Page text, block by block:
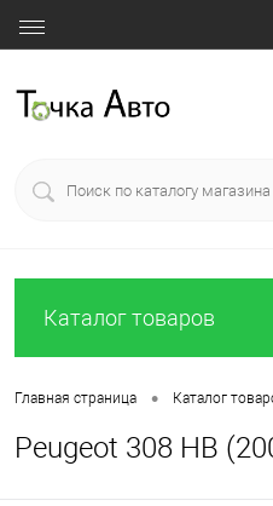
Каталог товаров
Главная страница • Каталог
Peugeot 308 HB